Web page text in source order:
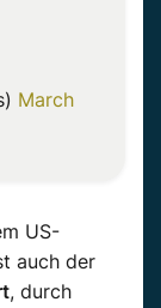
March
US-
auch der
, durch